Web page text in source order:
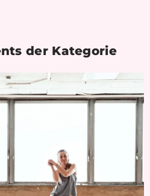
der Kategorie